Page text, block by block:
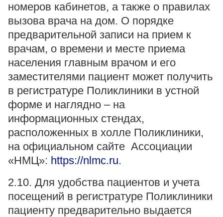
номеров кабинетов, а также о правилах
вызова врача на дом. О порядке
предварительной записи на прием к
врачам, о времени и месте приема
населения главным врачом и его
заместителями пациент может получить
в регистратуре Поликлиники в устной
форме и наглядно – на
информационных стендах,
расположенных в холле Поликлиники,
на официальном сайте Ассоциации
«НМЦ»: https://nlmc.ru.
2.10. Для удобства пациентов и учета
посещений в регистратуре Поликлиники
пациенту предварительно выдается